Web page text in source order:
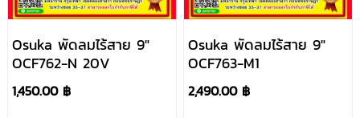
Osuka พัดลมไร้สาย 9"
OCF762-N 20V
1,450.00 ฿
Osuka พัดลมไร้สาย 9"
OCF763-M1
2,490.00 ฿